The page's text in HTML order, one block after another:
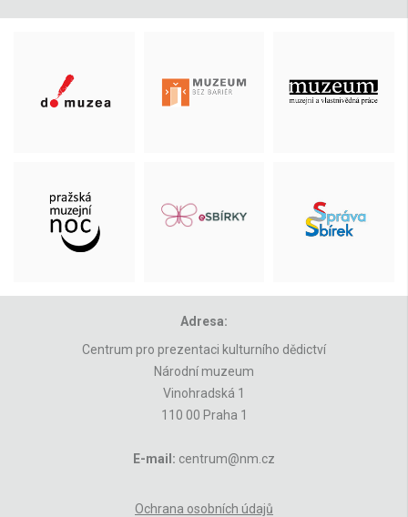
Adresa:
Centrum pro prezentaci kulturního dědictví
Národní muzeum
Vinohradská 1
110 00 Praha 1
E-mail: centrum@nm.cz
Ochrana osobních údajů